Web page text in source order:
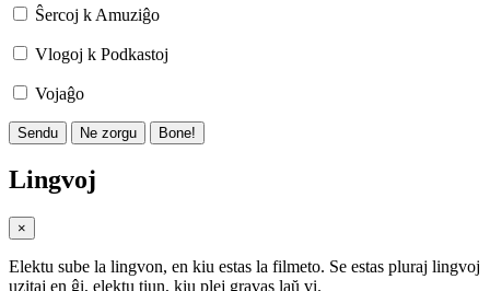
Ŝercoj k Amuziĝo
Vlogoj k Podkastoj
Vojaĝo
Sendu Ne zorgu Bone!
Lingvoj
×
Elektu sube la lingvon, en kiu estas la filmeto. Se estas pluraj lingvoj
uzitaj en ĝi, elektu tiun, kiu plej gravas laŭ vi.